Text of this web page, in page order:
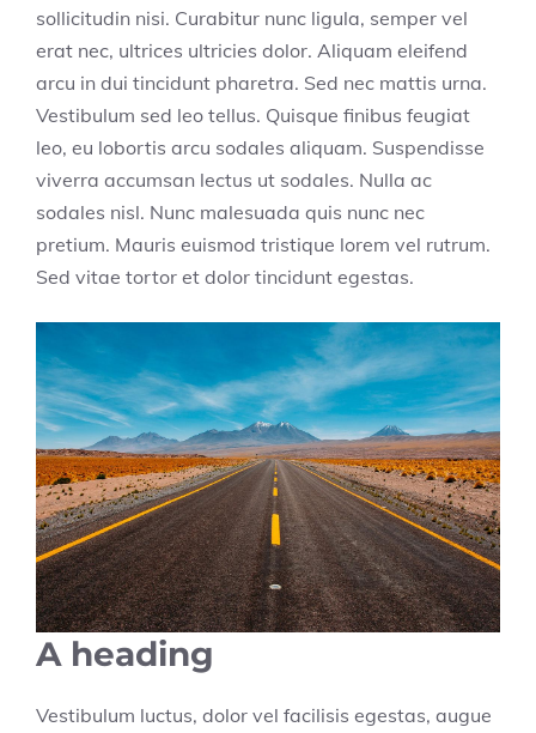
sollicitudin nisi. Curabitur nunc ligula, semper vel
erat nec, ultrices ultricies dolor. Aliquam eleifend
arcu in dui tincidunt pharetra. Sed nec mattis urna.
Vestibulum sed leo tellus. Quisque finibus feugiat
leo, eu lobortis arcu sodales aliquam. Suspendisse
viverra accumsan lectus ut sodales. Nulla ac
sodales nisl. Nunc malesuada quis nunc nec
pretium. Mauris euismod tristique lorem vel rutrum.
Sed vitae tortor et dolor tincidunt egestas.
A heading
Vestibulum luctus, dolor vel facilisis egestas, augue